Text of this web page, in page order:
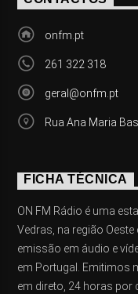
onfm.pt
261 322 318
geral@onfm.pt
Rua Ana Maria
FICHA TÉCNICA
ON FM Rádio é uma
Vedras, na região
emissão em áudio e
em Portugal. Emitimos
em direto, 24 horas por